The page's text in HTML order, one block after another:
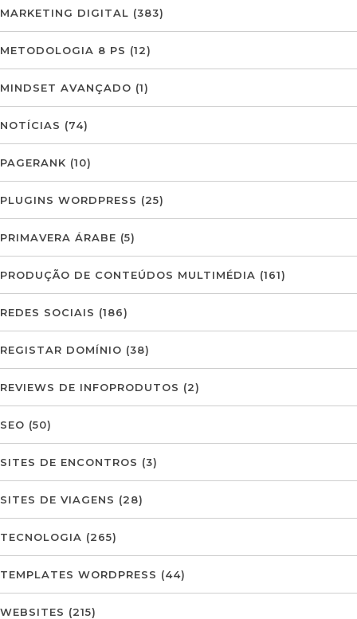
MARKETING DIGITAL (383)
METODOLOGIA 8 PS (12)
MINDSET AVANÇADO (1)
NOTÍCIAS (74)
PAGERANK (10)
PLUGINS WORDPRESS (25)
PRIMAVERA ÁRABE (5)
PRODUÇÃO DE CONTEÚDOS MULTIMÉDIA (161)
REDES SOCIAIS (186)
REGISTAR DOMÍNIO (38)
REVIEWS DE INFOPRODUTOS (2)
SEO (50)
SITES DE ENCONTROS (3)
SITES DE VIAGENS (28)
TECNOLOGIA (265)
TEMPLATES WORDPRESS (44)
WEBSITES (215)